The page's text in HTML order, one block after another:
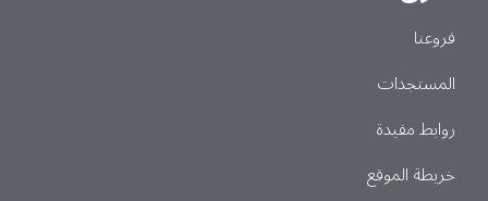
فروعنا
المستجدات
روابط مفيدة
خريطة الموقع